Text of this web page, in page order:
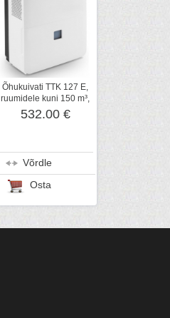
Õhukuivati TTK 127 E,
ruumidele kuni 150 m³,
Trotec
532.00 €
Võrdle
Osta